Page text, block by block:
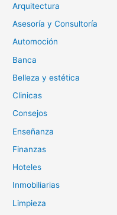
Arquitectura
Asesoría y Consultoría
Automoción
Banca
Belleza y estética
Clinicas
Consejos
Enseñanza
Finanzas
Hoteles
Inmobiliarias
Limpieza